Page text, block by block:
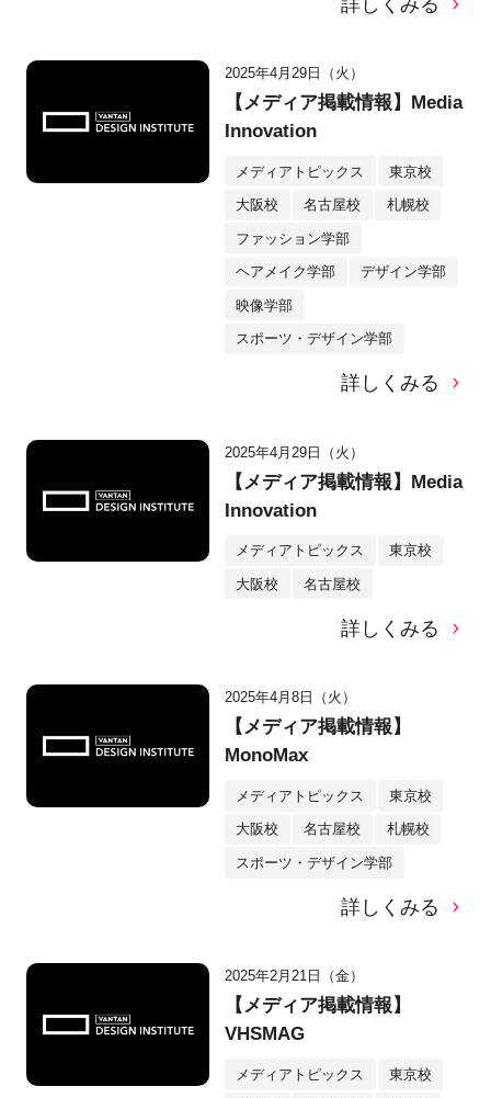
2025年4月29日（火）
【メディア掲載情報】Media
Innovation
メディアトピックス 東京校
大阪校 名古屋校 札幌校
ファッション学部
ヘアメイク学部 デザイン学部
映像学部
スポーツ・デザイン学部
詳しくみる
2025年4月29日（火）
【メディア掲載情報】Media
Innovation
メディアトピックス 東京校
大阪校 名古屋校
詳しくみる
2025年4月8日（火）
【メディア掲載情報】
MonoMax
メディアトピックス 東京校
大阪校 名古屋校 札幌校
スポーツ・デザイン学部
詳しくみる
2025年2月21日（金）
【メディア掲載情報】
VHSMAG
メディアトピックス 東京校